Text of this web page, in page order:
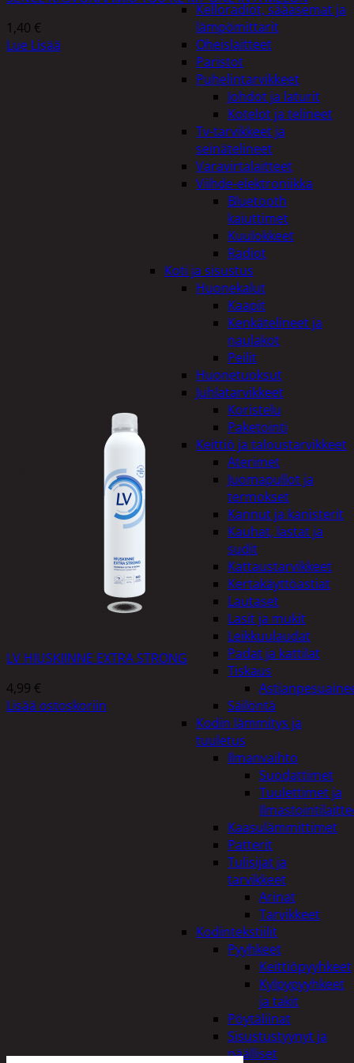
Kelloradiot, sääasemat ja
lämpömittarit
Oheislaitteet
Paristot
Puhelintarvikkeet
Johdot ja laturit
Kotelot ja telineet
Tv-tarvikkeet ja
seinätelineet
Varavirtalaitteet
Viihde-elektroniikka
Bluetooth
kaiuttimet
Kuulokkeet
Radiot
Koti ja sisustus
Huonekalut
Kaapit
Kenkätelineet ja
naulakot
Peilit
Huonetuoksut
Juhlatarvikkeet
Koristelu
Paketointi
Keittiö ja taloustarvikkeet
Aterimet
Juomapullot ja
termokset
Kannut ja kanisterit
Kauhat, lastat ja
sudit
Kattaustarvikkeet
Kertakäyttöastiat
Lautaset
Lasit ja mukit
Leikkuulaudat
Padat ja kattilat
Tiskaus
Säilöntä
Kodin lämmitys ja
tuuletus
Ilmanvaihto
Suodattimet
Tuulettimet ja
Kaasulämmittimet
Patterit
Tulisijat ja
tarvikkeet
Arinat
Tarvikkeet
Kodintekstiilit
Pyyhkeet
Keittiöpyyhkeet
Kylpypyyhkeet
ja takit
Pöytäliinat
Sisustustyynyt ja
päälliset
1,40 €
Lue Lisää
LV HIUSKIINNE EXTRA STRONG
4,99 €
Lisää ostoskoriin